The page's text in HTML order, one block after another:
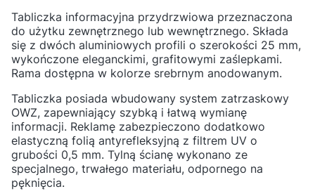
Tabliczka informacyjna przydrzwiowa przeznaczona
do użytku zewnętrznego lub wewnętrznego. Składa
się z dwóch aluminiowych profili o szerokości 25 mm,
wykończone eleganckimi, grafitowymi zaślepkami.
Rama dostępna w kolorze srebrnym anodowanym.
Tabliczka posiada wbudowany system zatrzaskowy
OWZ, zapewniający szybką i łatwą wymianę
informacji. Reklamę zabezpieczono dodatkowo
elastyczną folią antyrefleksyjną z filtrem UV o
grubości 0,5 mm. Tylną ścianę wykonano ze
specjalnego, trwałego materiału, odpornego na
pęknięcia.